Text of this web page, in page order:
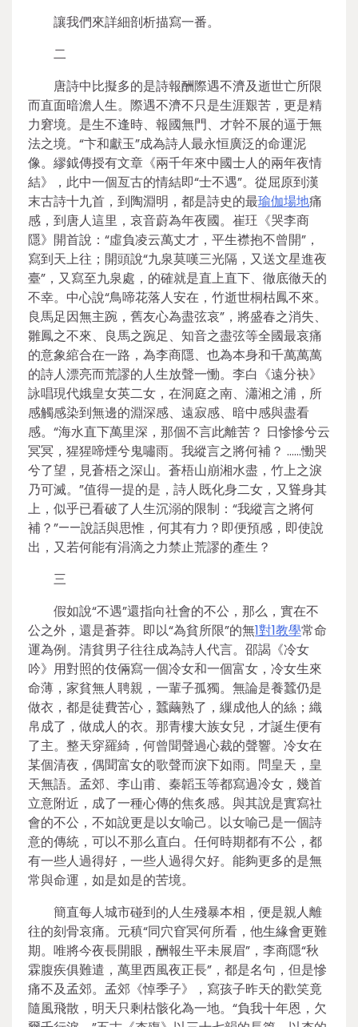
讓我們來詳細剖析描寫一番。
二
唐詩中比擬多的是詩報酬際遇不濟及逝世亡所限
而直面暗澹人生。際遇不濟不只是生涯艱苦，更是精
力窘境。是生不逢時、報國無門、才幹不展的逼于無
法之境。“卞和獻玉”成為詩人最永恒廣泛的命運泥
像。繆鉞傳授有文章《兩千年來中國士人的兩年夜情
結》，此中一個亙古的情結即“士不遇”。從屈原到漢
末古詩十九首，到陶淵明，都是詩史的最瑜伽場地痛
感，到唐人這里，哀音蔚為年夜國。崔玨《哭李商
隱》開首說：“虛負凌云萬丈才，平生襟抱不曾開”，
寫到天上往；開頭說“九泉莫嘆三光隔，又送文星進夜
臺”，又寫至九泉處，的確就是直上直下、徹底徹天的
不幸。中心說“鳥啼花落人安在，竹逝世桐枯鳳不來。
良馬足因無主踠，舊友心為盡弦哀”，將盛春之消失、
雛鳳之不來、良馬之踠足、知音之盡弦等全國最哀痛
的意象綰合在一路，為李商隱、也為本身和千萬萬萬
的詩人漂亮而荒謬的人生放聲一慟。李白《遠分袂》
詠唱現代娥皇女英二女，在洞庭之南、瀟湘之浦，所
感觸感染到無邊的淵深感、遠寂感、暗中感與盡看
感。“海水直下萬里深，那個不言此離苦？ 日慘慘兮云
冥冥，猩猩啼煙兮鬼嘯雨。我縱言之將何補？ ……慟哭
兮了望，見蒼梧之深山。蒼梧山崩湘水盡，竹上之淚
乃可滅。”值得一提的是，詩人既化身二女，又聳身其
上，似乎已看破了人生沉溺的限制：“我縱言之將何
補？”——說話與思惟，何其有力？即便預感，即使說
出，又若何能有涓滴之力禁止荒謬的產生？
三
假如說“不遇”還指向社會的不公，那么，實在不
公之外，還是蒼莽。即以“為貧所限”的無1對1教學常命
運為例。清貧男子往往成為詩人代言。邵謁《冷女
吟》用對照的伎倆寫一個冷女和一個富女，冷女生來
命薄，家貧無人聘親，一輩子孤獨。無論是養蠶仍是
做衣，都是徒費苦心，蠶繭熟了，繅成他人的絲；織
帛成了，做成人的衣。那青樓大族女兒，才誕生便有
了主。整天穿羅綺，何曾聞聲過心裁的聲響。冷女在
某個清夜，偶聞富女的歌聲而淚下如雨。問皇天，皇
天無語。孟郊、李山甫、秦韜玉等都寫過冷女，幾首
立意附近，成了一種心傳的焦炙感。與其說是實寫社
會的不公，不如說更是以女喻己。以女喻己是一個詩
意的傳統，可以不那么直白。任何時期都有不公，都
有一些人過得好，一些人過得欠好。能夠更多的是無
常與命運，如是如是的苦境。
簡直每人城市碰到的人生殘暴本相，便是親人離
往的刻骨哀痛。元稹“同穴窅冥何所看，他生緣會更難
期。唯將今夜長開眼，酬報生平未展眉”，李商隱“秋
霖腹疾俱難遣，萬里西風夜正長”，都是名句，但是慘
痛不及孟郊。孟郊《悼季子》，寫孩子昨天的歡笑竟
隨風飛散，明天只剩枯骸化為一地。“負我十年恩，欠